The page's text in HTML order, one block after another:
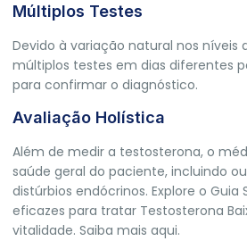
Múltiplos Testes
Devido à variação natural nos níveis
múltiplos testes em dias diferentes
para confirmar o diagnóstico.
Avaliação Holística
Além de medir a testosterona, o
saúde geral do paciente, incluindo
distúrbios endócrinos. Explore o Guia
eficazes para tratar Testosterona
vitalidade. Saiba mais aqui.